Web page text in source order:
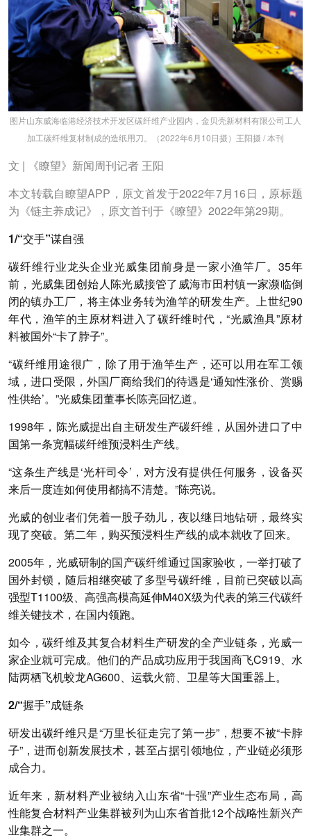
图片山东威海临港经济技术开发区碳纤维产业园内，金贝壳新材料有限公司工人
加工碳纤维复材制成的造纸用刀。（2022年6月10日摄）王阳摄 / 本刊
文 | 《瞭望》新闻周刊记者 王阳
本文转载自瞭望APP，原文首发于2022年7月16日，原标题
为《链主养成记》，原文首刊于《瞭望》2022年第29期。
1/“交手”谋自强
碳纤维行业龙头企业光威集团前身是一家小渔竿厂。35年
前，光威集团创始人陈光威接管了威海市田村镇一家濒临倒
闭的镇办工厂，将主体业务转为渔竿的研发生产。上世纪90
年代，渔竿的主原材料进入了碳纤维时代，“光威渔具”原材
料被国外“卡了脖子”。
“碳纤维用途很广，除了用于渔竿生产，还可以用在军工领
域，进口受限，外国厂商给我们的待遇是‘通知性涨价、赏赐
性供给’。”光威集团董事长陈亮回忆道。
1998年，陈光威提出自主研发生产碳纤维，从国外进口了中
国第一条宽幅碳纤维预浸料生产线。
“这条生产线是‘光杆司令’，对方没有提供任何服务，设备买
来后一度连如何使用都搞不清楚。”陈亮说。
光威的创业者们凭着一股子劲儿，夜以继日地钻研，最终实
现了突破。 第二年，购买预浸料生产线的成本就收了回来。
2005年，光威研制的国产碳纤维通过国家验收，一举打破了
国外封锁，随后相继突破了多型号碳纤维，目前已突破以高
强型T1100级、高强高模高延伸M40X级为代表的第三代碳纤
维关键技术，在国内领跑。
如今，碳纤维及其复合材料生产研发的全产业链条，光威一
家企业就可完成。他们的产品成功应用于我国商飞C919、水
陆两栖飞机蛟龙AG600、运载火箭、卫星等大国重器上。
2/“握手”成链条
研发出碳纤维只是“万里长征走完了第一步”，想要不被“卡脖
子”，进而创新发展技术，甚至占据引领地位，产业链必须形
成合力。
近年来，新材料产业被纳入山东省“十强”产业生态布局，高
性能复合材料产业集群被列为山东省首批12个战略性新兴产
业集群之一。